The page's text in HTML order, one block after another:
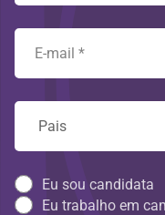
Eu sou candidata
Eu trabalho em